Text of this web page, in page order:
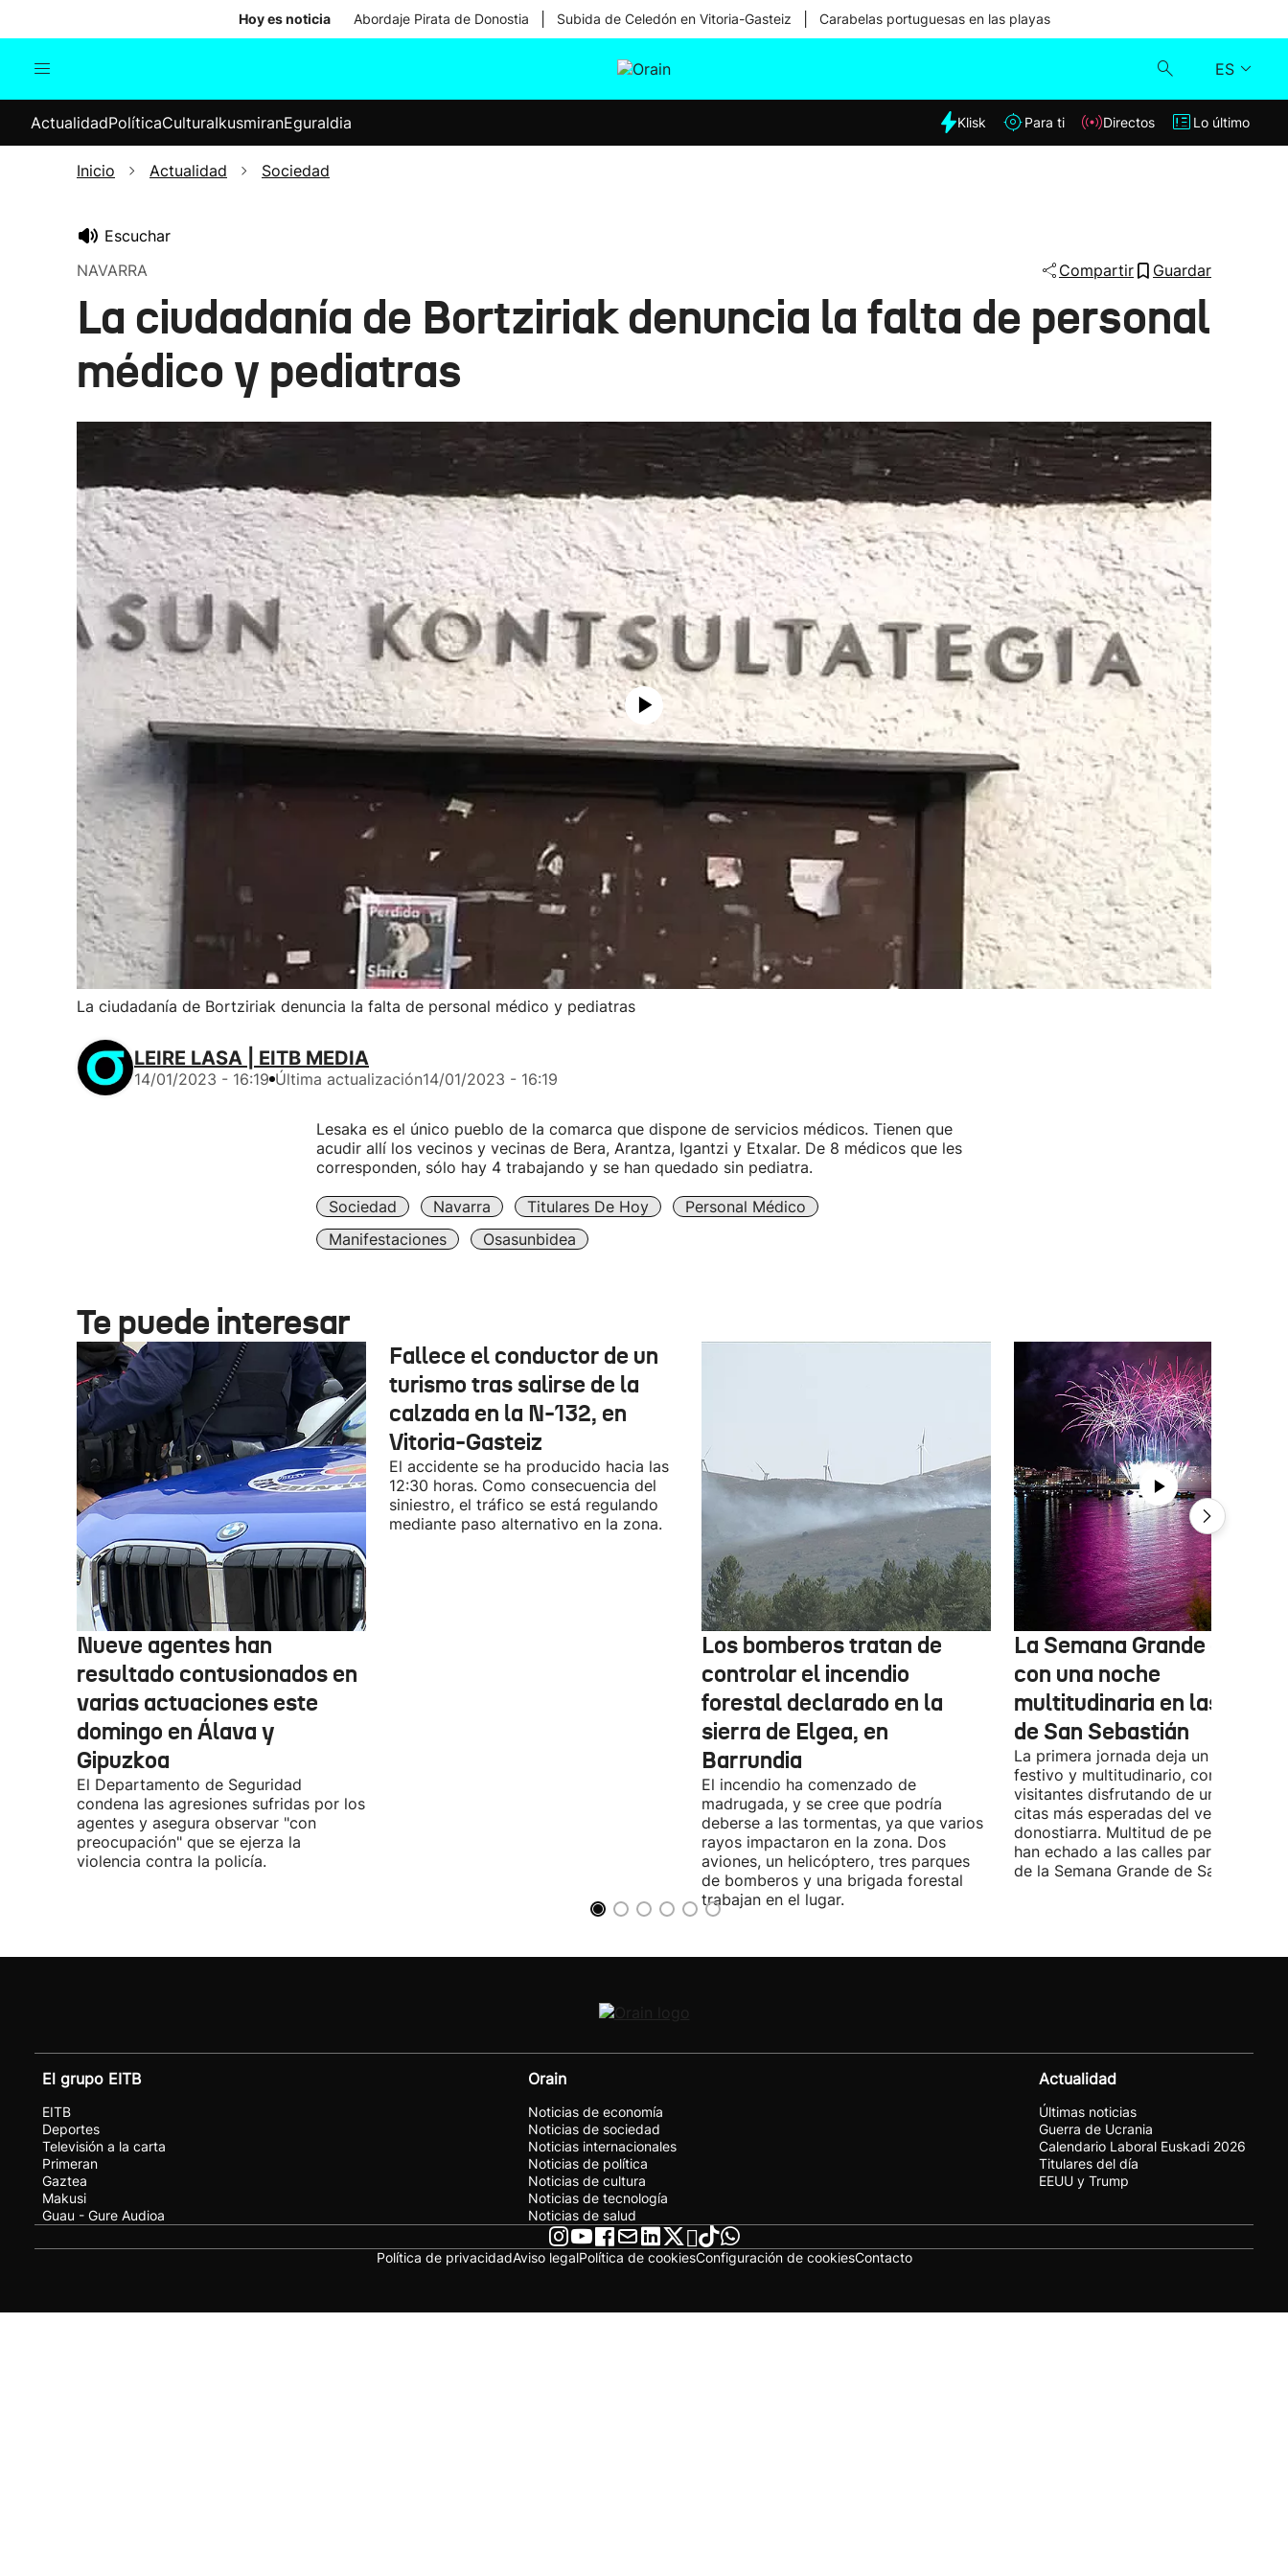
Hoy es noticia Abordaje Pirata de Donostia Subida de Celedón en Vitoria-Gasteiz Carabelas portuguesas en las playas
ES
Internacional
Elecciones
Klisk
Lo último
ActualidadPolíticaCulturaIkusmiranEguraldia Klisk Para ti Directos Lo último
Inicio Actualidad Sociedad
Escuchar
NAVARRA
Compartir Guardar
La ciudadanía de Bortziriak denuncia la falta de personal
médico y pediatras
La ciudadanía de Bortziriak denuncia la falta de personal médico y pediatras
LEIRE LASA | EITB MEDIA
14/01/2023 - 16:19 Última actualización14/01/2023 - 16:19
Lesaka es el único pueblo de la comarca que dispone de servicios médicos. Tienen que
acudir allí los vecinos y vecinas de Bera, Arantza, Igantzi y Etxalar. De 8 médicos que les
corresponden, sólo hay 4 trabajando y se han quedado sin pediatra.
Sociedad Navarra Titulares De Hoy
Personal Médico
Manifestaciones
Osasunbidea
Te puede interesar
Nueve agentes han
resultado contusionados en
varias actuaciones este
domingo en Álava y
Gipuzkoa
El Departamento de Seguridad
condena las agresiones sufridas por los
agentes y asegura observar "con
preocupación" que se ejerza la
violencia contra la policía.
Fallece el conductor de un
turismo tras salirse de la
calzada en la N-132, en
Vitoria-Gasteiz
El accidente se ha producido hacia las
12:30 horas. Como consecuencia del
siniestro, el tráfico se está regulando
mediante paso alternativo en la zona.
Los bomberos tratan de
controlar el incendio
forestal declarado en la
sierra de Elgea, en
Barrundia
El incendio ha comenzado de
madrugada, y se cree que podría
deberse a las tormentas, ya que varios
rayos impactaron en la zona. Dos
aviones, un helicóptero, tres parques
de bomberos y una brigada forestal
trabajan en el lugar.
La Semana Grande
con una noche
multitudinaria en las calles
de San Sebastián
La primera jornada deja un ambiente
festivo y multitudinario, con vecinos
visitantes disfrutando de una de las
citas más esperadas del verano
donostiarra. Multitud de personas se
han echado a las calles para disfrutar
de la Semana Grande de San
El grupo EITB
EITB
Deportes
Televisión a la carta
Primeran
Gaztea
Makusi
Guau - Gure Audioa
Orain
Noticias de economía
Noticias de sociedad
Noticias internacionales
Noticias de política
Noticias de cultura
Noticias de tecnología
Noticias de salud
Actualidad
Últimas noticias
Guerra de Ucrania
Calendario Laboral Euskadi 2026
Titulares del día
EEUU y Trump
Política de privacidadAviso legalPolítica de cookiesConfiguración de cookiesContacto